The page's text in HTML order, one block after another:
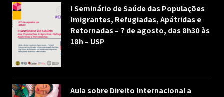
I Seminário de Saúde das Populações
Imigrantes, Refugiadas, Apátridas e
Retornadas – 7 de agosto, das 8h30 às
18h – USP
Aula sobre Direito Internacional a